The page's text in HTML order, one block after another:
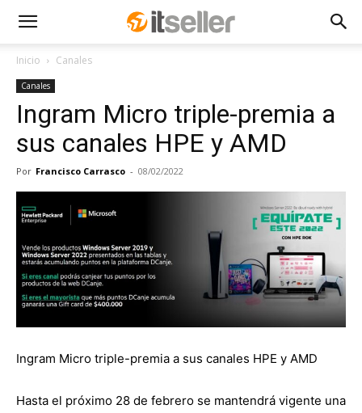
Inicio Canales
Canales
Ingram Micro triple-premia a
sus canales HPE y AMD
Por Francisco Carrasco - 08/02/2022
Ingram Micro triple-premia a sus canales HPE y AMD
Hasta el próximo 28 de febrero se mantendrá vigente una